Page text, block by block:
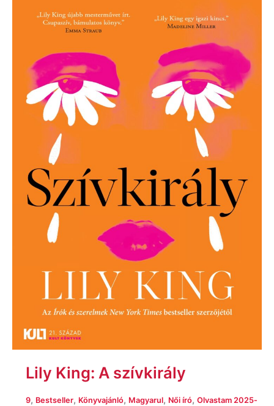
Lily King: A szívkirály
9, Bestseller, Könyvajánló, Magyarul, Női író, Olvastam 2025-
King: